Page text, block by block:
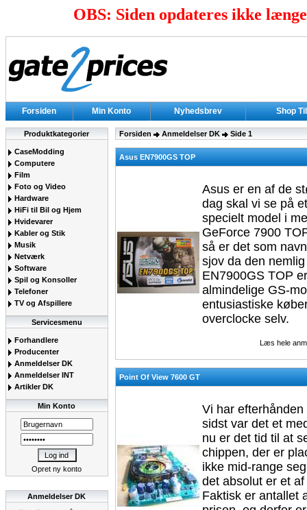
OBS: Siden opdateres ikke
Forsiden Min Konto Nyhedsbrev Shop
Produktkategorier
CaseModding
Computere
Film
Foto og Video
Hardware
HiFi til Bil og Hjem
Hvidevarer
Kabler og Stik
Musik
Netværk
Software
Spil og Konsoller
Telefoner
TV og Afspillere
Servicesmenu
Forhandlere
Producenter
Anmeldelser DK
Anmeldelser INT
Artikler DK
Min Konto
Opret ny konto
Anmeldelser DK
Forsiden Anmeldelser DK Side 1
Asus EN7900GS TOP
Asus er en af de
dag skal vi se på
specielt model i
GeForce 7900
så er det som
sjov da den
EN7900GS TOP
almindelige GS-
entusiastiske
overclocke selv.
Læs hele
Point Of View 7600 GT
Vi har
sidst var det et
nu er det tid til at
chippen, der er
ikke mid-range
det absolut er et
Faktisk er antallet